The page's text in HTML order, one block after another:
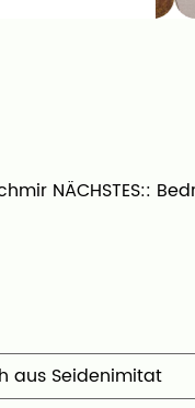
NÄCHSTES::
aus Seidenimitat